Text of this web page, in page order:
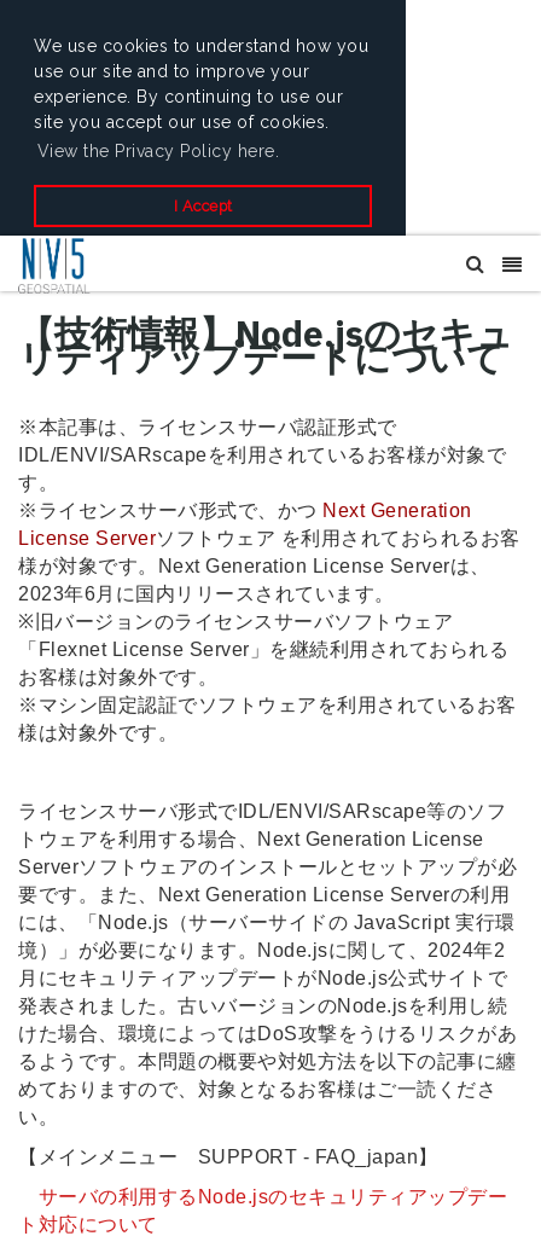
We use cookies to understand how you
use our site and to improve your
experience. By continuing to use our
site you accept our use of cookies.
View the Privacy Policy here.
I Accept
【技術情報】Node.jsのセキュ
リティアップデートについて
※本記事は、ライセンスサーバ認証形式で
IDL/ENVI/SARscapeを利用されているお客様が対象で
す。
※ライセンスサーバ形式で、かつ Next Generation
License Serverソフトウェア を利用されておられるお客
様が対象です。Next Generation License Serverは、
2023年6月に国内リリースされています。
※旧バージョンのライセンスサーバソフトウェア
「Flexnet License Server」を継続利用されておられる
お客様は対象外です。
※マシン固定認証でソフトウェアを利用されているお客
様は対象外です。
ライセンスサーバ形式でIDL/ENVI/SARscape等のソフ
トウェアを利用する場合、Next Generation License
Serverソフトウェアのインストールとセットアップが必
要です。また、Next Generation License Serverの利用
には、「Node.js（サーバーサイドの JavaScript 実行環
境）」が必要になります。Node.jsに関して、2024年2
月にセキュリティアップデートがNode.js公式サイトで
発表されました。古いバージョンのNode.jsを利用し続
けた場合、環境によってはDoS攻撃をうけるリスクがあ
るようです。本問題の概要や対処方法を以下の記事に纏
めておりますので、対象となるお客様はご一読くださ
い。
【メインメニュー SUPPORT - FAQ_japan】
サーバの利用するNode.jsのセキュリティアップデー
ト対応について